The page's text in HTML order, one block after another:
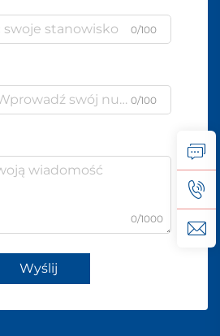
0/100
0/100
0/1000
Wyślij